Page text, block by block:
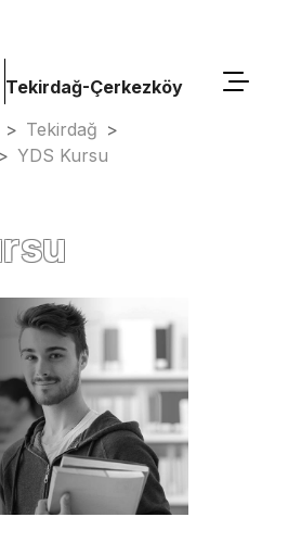
Tekirdağ-Çerkezköy
> Tekirdağ >
> YDS Kursu